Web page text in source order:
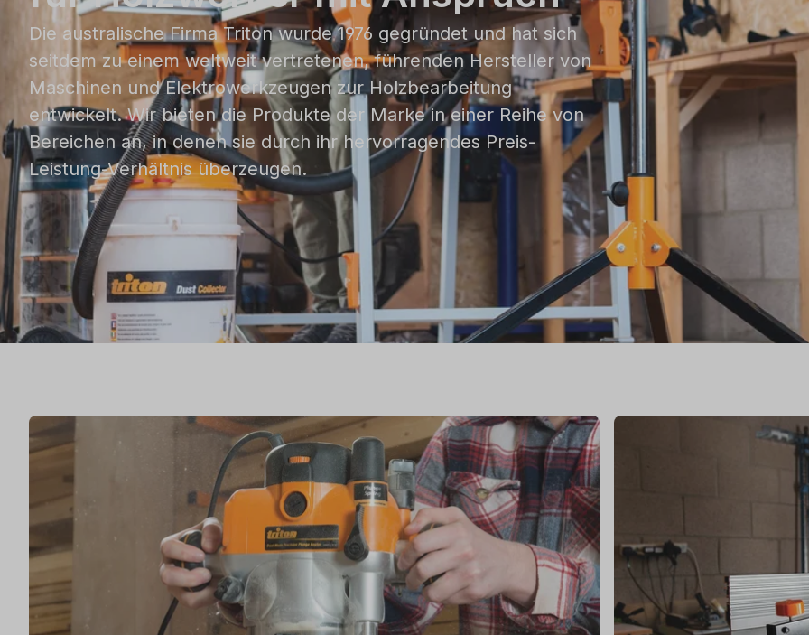
Die australische Firma Triton wurde 1976 gegründet und hat sich
seitdem zu einem weltweit vertretenen, führenden Hersteller von
Maschinen und Elektrowerkzeugen zur Holzbearbeitung
entwickelt. Wir bieten die Produkte der Marke in einer Reihe von
Bereichen an, in denen sie durch ihr hervorragendes Preis-
Leistung-Verhältnis überzeugen.